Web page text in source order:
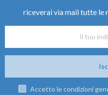
riceverai via mail tutte le
Accetto le condizioni